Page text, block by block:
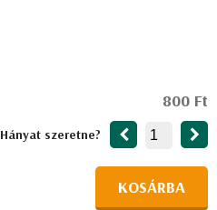
800 Ft
Hányat szeretne?
KOSÁRBA